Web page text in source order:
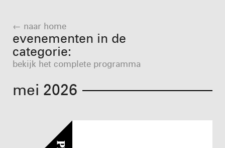
← naar home
evenementen in de
categorie:
bekijk het complete programma
mei 2026